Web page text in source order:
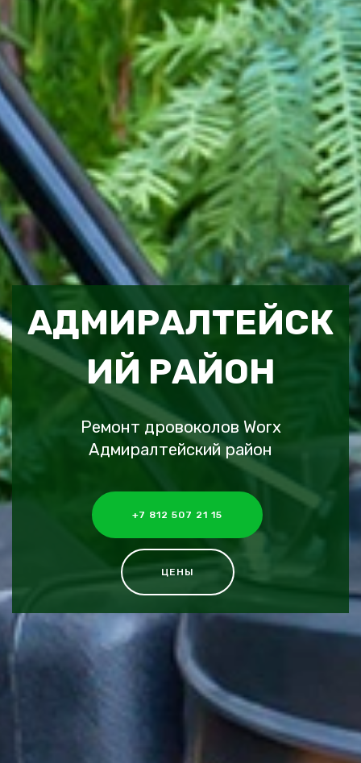
АДМИРАЛТЕЙСК
ИЙ РАЙОН
Ремонт дровоколов Worx
Адмиралтейский район
+7 812 507 21 15
ЦЕНЫ